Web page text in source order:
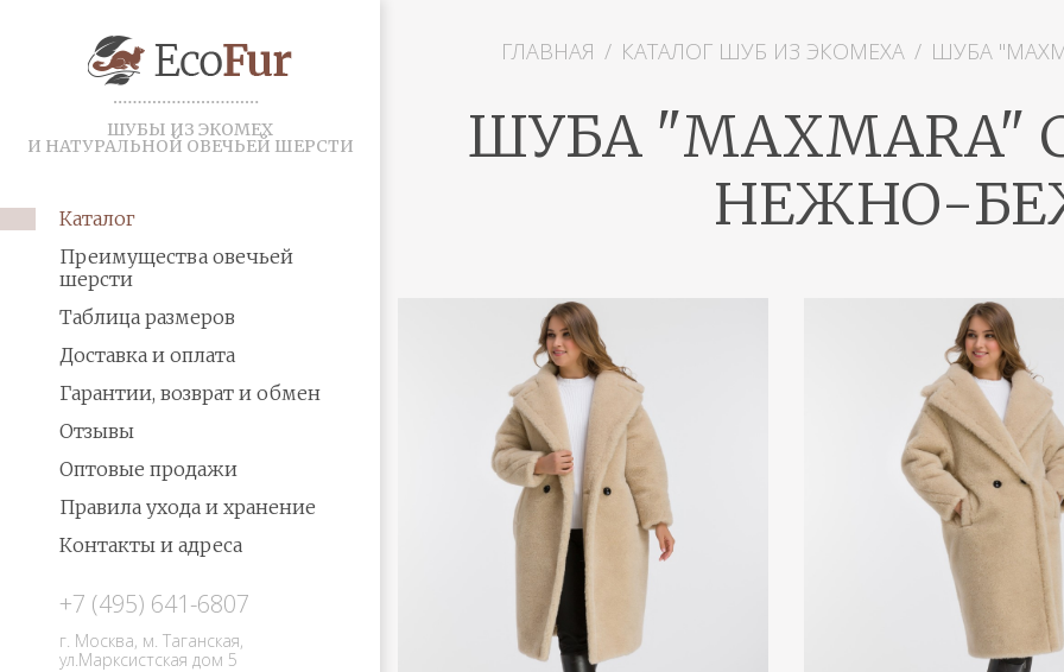
ГЛАВНАЯ / КАТАЛОГ ШУБ ИЗ ЭКОМЕХА / ШУБА
ШУБА
НЕЖНО-
ШУБЫ ИЗ ЭКОМЕХ
И НАТУРАЛЬНОЙ ОВЕЧЬЕЙ ШЕРСТИ
Каталог
Преимущества овечьей
шерсти
Таблица размеров
Доставка и оплата
Гарантии, возврат и обмен
Отзывы
Оптовые продажи
Правила ухода и хранение
Контакты и адреса
+7 (495) 641-6807
г. Москва, м. Таганская,
ул.Марксистская дом 5